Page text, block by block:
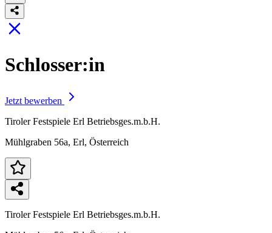
Schlosser:in
Jetzt bewerben
Tiroler Festspiele Erl Betriebsges.m.b.H.
Mühlgraben 56a, Erl, Österreich
Tiroler Festspiele Erl Betriebsges.m.b.H.